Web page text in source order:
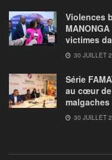
Violences
victimes
30 JUILLET
Série
au cœur
malgaches
30 JUILLET